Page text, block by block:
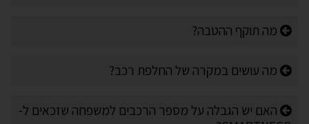
מה תוקף ההטבה?
מה עושים במקרה של החלפת רכב?
האם יש הגבלה על מספר הרכבים למשפחה שזכאים ל-